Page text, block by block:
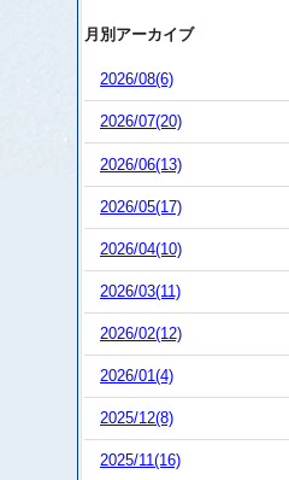
月別アーカイブ
2026/08(6)
2026/07(20)
2026/06(13)
2026/05(17)
2026/04(10)
2026/03(11)
2026/02(12)
2026/01(4)
2025/12(8)
2025/11(16)